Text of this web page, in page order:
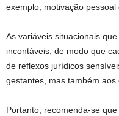
exemplo, motivação
As variáveis situacionais
incontáveis, de modo que
de reflexos jurídicos
gestantes, mas também aos
Portanto, recomenda-se